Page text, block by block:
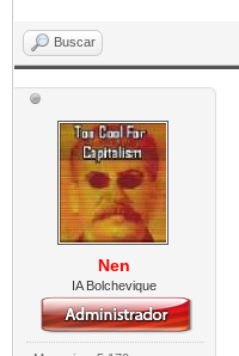
Buscar
Nen
IA Bolchevique